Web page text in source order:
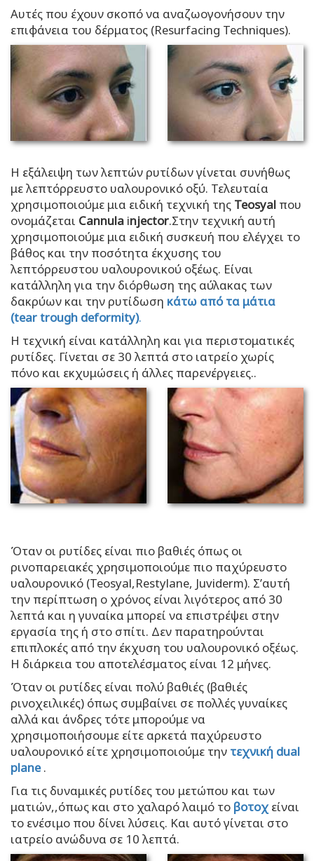
Αυτές που έχουν σκοπό να αναζωογονήσουν την
επιφάνεια του δέρματος (Resurfacing Techniques).
Η εξάλειψη των λεπτών ρυτίδων γίνεται συνήθως
με λεπτόρρευστο υαλουρονικό οξύ. Τελευταία
χρησιμοποιούμε μια ειδική τεχνική της Teosyal που
ονομάζεται Cannula injector.Στην τεχνική αυτή
χρησιμοποιούμε μια ειδική συσκευή που ελέγχει το
βάθος και την ποσότητα έκχυσης του
λεπτόρρευστου υαλουρονικού οξέως. Είναι
κατάλληλη για την διόρθωση της αύλακας των
δακρύων και την ρυτίδωση κάτω από τα μάτια
(tear trough deformity).
H τεχνική είναι κατάλληλη και για περιστοματικές
ρυτίδες. Γίνεται σε 30 λεπτά στο ιατρείο χωρίς
πόνο και εκχυμώσεις ή άλλες παρενέργειες..
Όταν οι ρυτίδες είναι πιο βαθιές όπως οι
ρινοπαρειακές χρησιμοποιούμε πιο παχύρευστο
υαλουρονικό (Teosyal,Restylane, Juviderm). Σ’αυτή
την περίπτωση ο χρόνος είναι λιγότερος από 30
λεπτά και η γυναίκα μπορεί να επιστρέψει στην
εργασία της ή στο σπίτι. Δεν παρατηρούνται
επιπλοκές από την έκχυση του υαλουρονικό οξέως.
Η διάρκεια του αποτελέσματος είναι 12 μήνες.
Όταν οι ρυτίδες είναι πολύ βαθιές (βαθιές
ρινοχειλικές) όπως συμβαίνει σε πολλές γυναίκες
αλλά και άνδρες τότε μπορούμε να
χρησιμοποιήσουμε είτε αρκετά παχύρευστο
υαλουρονικό είτε χρησιμοποιούμε την τεχνική dual
plane .
Για τις δυναμικές ρυτίδες του μετώπου και των
ματιών,,όπως και στο χαλαρό λαιμό το βοτοχ είναι
το ενέσιμο που δίνει λύσεις. Και αυτό γίνεται στο
ιατρείο ανώδυνα σε 10 λεπτά.